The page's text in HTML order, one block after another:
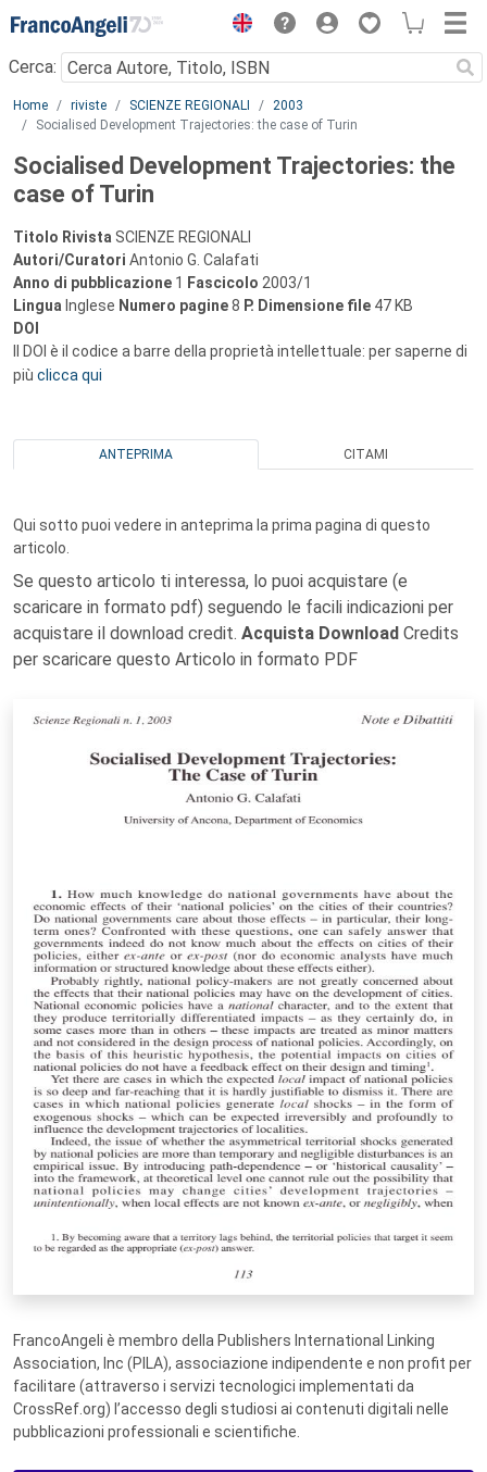
Menu
Cerca:
Main content
Home riviste SCIENZE REGIONALI
2003
Socialised Development Trajectories: the case of Turin
Socialised Development Trajectories: the
case of Turin
Titolo Rivista SCIENZE REGIONALI
Autori/Curatori Antonio G. Calafati
Anno di pubblicazione 1 Fascicolo 2003/1
Lingua Inglese Numero pagine8 P. Dimensione file 47 KB
DOI
Il DOI è il codice a barre della proprietà intellettuale: per saperne di
più clicca qui
ANTEPRIMA CITAMI
Qui sotto puoi vedere in anteprima la prima pagina di questo
articolo.
Se questo articolo ti interessa, lo puoi acquistare (e
scaricare in formato pdf) seguendo le facili indicazioni per
acquistare il download credit. Acquista Download Credits
per scaricare questo Articolo in formato PDF
FrancoAngeli è membro della Publishers International Linking
Association, Inc (PILA), associazione indipendente e non profit per
facilitare (attraverso i servizi tecnologici implementati da
CrossRef.org) l’accesso degli studiosi ai contenuti digitali nelle
pubblicazioni professionali e scientifiche.